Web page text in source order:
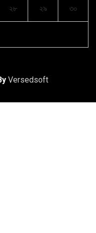
২৮ ২৯ ৩০
Versedsoft